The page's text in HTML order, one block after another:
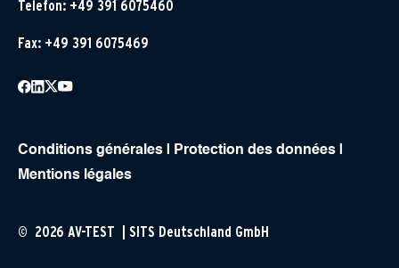
Telefon: +49 391 6075460
Fax: +49 391 6075469
Conditions générales | Protection des données |
Mentions légales
© 2026 AV-TEST | SITS Deutschland GmbH